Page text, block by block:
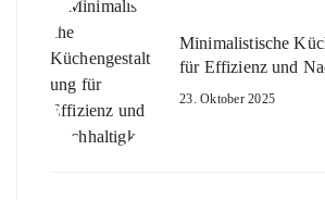
Minimalistische
für Effizienz und
23. Oktober 2025